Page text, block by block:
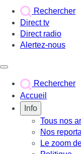
Rechercher
Direct tv
Direct radio
Alertez-nous
Rechercher
Accueil
Info
Tous nos
Nos
Le zoom